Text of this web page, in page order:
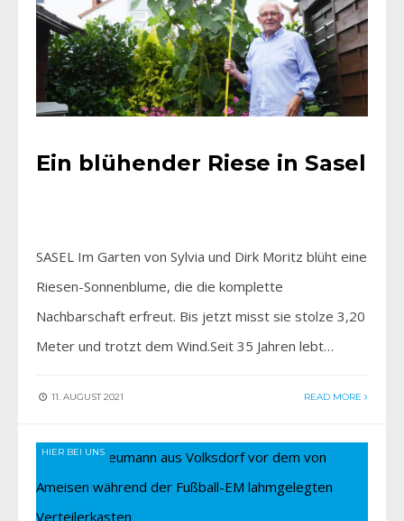
Ein blühender Riese in Sasel
SASEL Im Garten von Sylvia und Dirk Moritz blüht eine
Riesen-Sonnenblume, die die komplette
Nachbarschaft erfreut. Bis jetzt misst sie stolze 3,20
Meter und trotzt dem Wind.Seit 35 Jahren lebt…
11. AUGUST 2021 READ MORE
HIER BEI UNS